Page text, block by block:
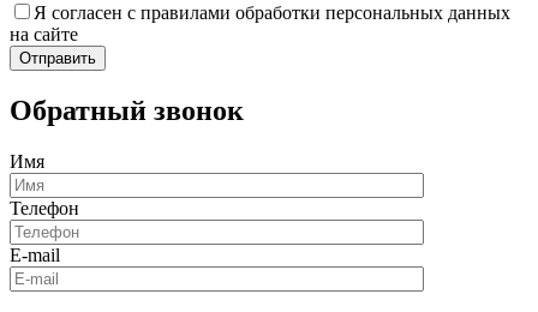
Я согласен с правилами обработки персональных данных
на сайте
Обратный звонок
Имя
Телефон
E-mail